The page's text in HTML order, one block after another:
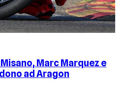
Misano, Marc Marquez e
ad Aragon